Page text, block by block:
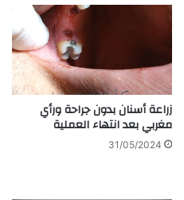
زراعة أسنان بدون جراحة ورأي
مغربي بعد انتهاء العملية
31/05/2024